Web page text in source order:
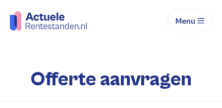
Menu
Offerte aanvragen